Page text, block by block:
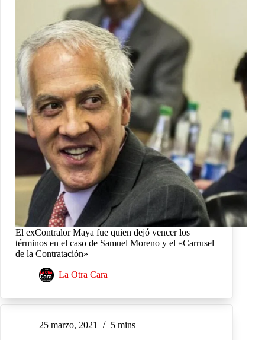
El exContralor Maya fue quien dejó vencer los
términos en el caso de Samuel Moreno y el «Carrusel
de la Contratación»
La Otra Cara
25 marzo, 2021 5 mins